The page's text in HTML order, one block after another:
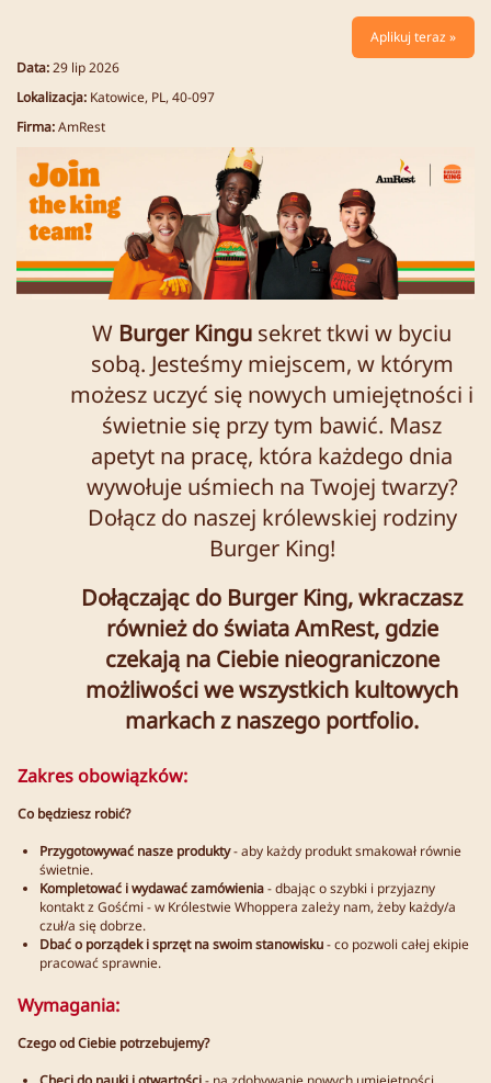
Aplikuj teraz »
Data:29 lip 2026
Lokalizacja: Katowice, PL, 40-097
Firma:AmRest
W Burger Kingu sekret tkwi w byciu
sobą. Jesteśmy miejscem, w którym
możesz uczyć się nowych umiejętności i
świetnie się przy tym bawić. Masz
apetyt na pracę, która każdego dnia
wywołuje uśmiech na Twojej twarzy?
Dołącz do naszej królewskiej rodziny
Burger King!
Dołączając do Burger King, wkraczasz
również do świata AmRest, gdzie
czekają na Ciebie nieograniczone
możliwości we wszystkich kultowych
markach z naszego portfolio.
Zakres obowiązków:
Co będziesz robić?
Przygotowywać nasze produkty- aby każdy produkt smakował równie
świetnie.
Kompletować i wydawać zamówienia- dbając o szybki i przyjazny
kontakt z Gośćmi - w Królestwie Whoppera zależy nam, żeby każdy/a
czuł/a się dobrze.
Dbać o porządek i sprzęt na swoim stanowisku- co pozwoli całej ekipie
pracować sprawnie.
Wymagania:
Czego od Ciebie potrzebujemy?